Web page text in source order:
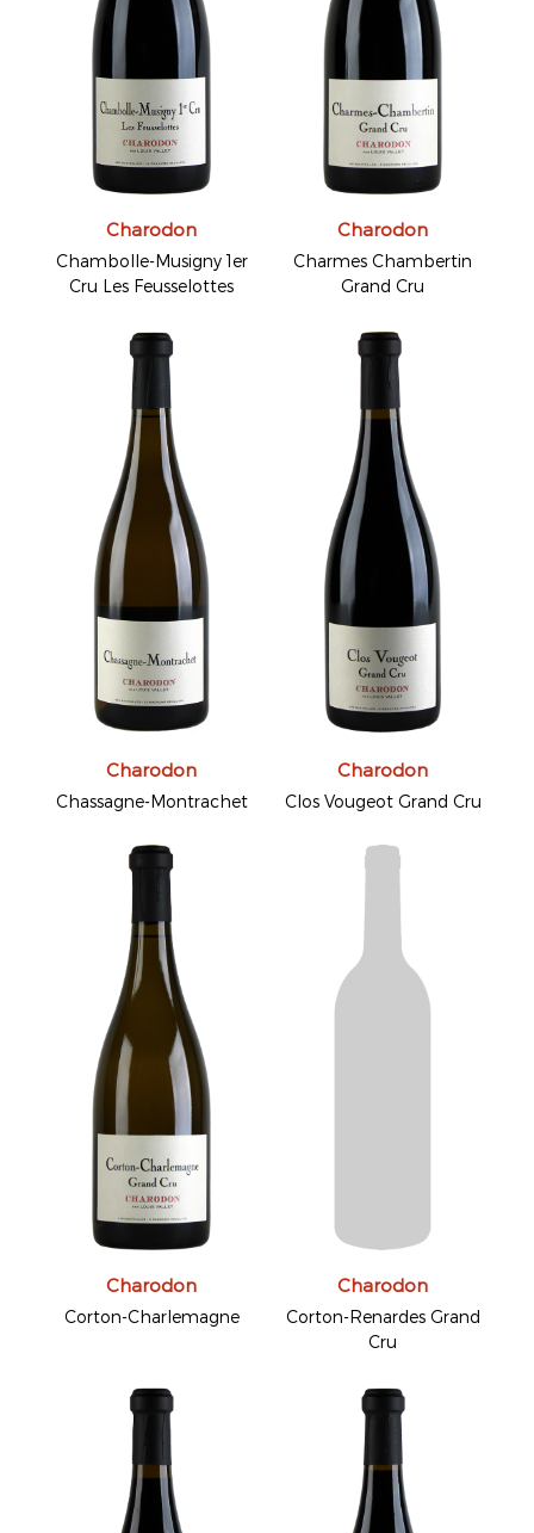
Charodon
Chambolle-Musigny 1er
Cru Les Feusselottes
Charodon
Charmes Chambertin
Grand Cru
Charodon
Chassagne-Montrachet
Charodon
Clos Vougeot Grand Cru
Charodon
Corton-Charlemagne
Charodon
Corton-Renardes Grand
Cru